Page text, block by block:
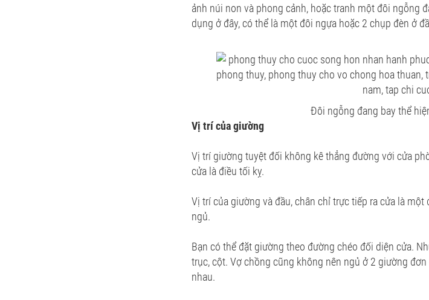
ảnh núi non và phong cảnh, hoặc tranh một đôi ngỗng
dụng ở đây, có thể là một đôi ngựa hoặc 2 chụp đèn ở
Đôi ngỗng đang bay thể
Vị trí của giường
Vị trí giường tuyệt đối không kê thẳng đường với cửa
cửa là điều tối kỵ.
Vị trí của giường và đầu, chân chỉ trực tiếp ra cửa là
ngủ.
Bạn có thể đặt giường theo đường chéo đối diện cửa.
trục, cột. Vợ chồng cũng không nên ngủ ở 2 giường
nhau.